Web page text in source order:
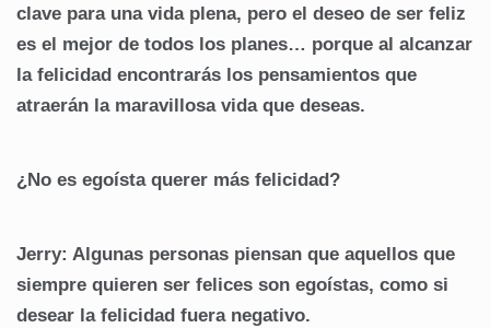
clave para una vida plena, pero el deseo de ser feliz
es el mejor de todos los planes… porque al alcanzar
la felicidad encontrarás los pensamientos que
atraerán la maravillosa vida que deseas.
¿No es egoísta querer más felicidad?
Jerry: Algunas personas piensan que aquellos que
siempre quieren ser felices son egoístas, como si
desear la felicidad fuera negativo.